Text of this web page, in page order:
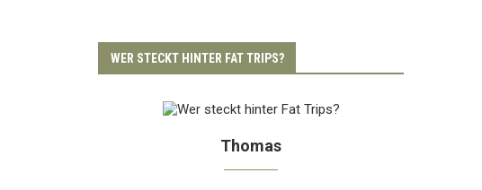
WER STECKT HINTER FAT TRIPS?
Thomas